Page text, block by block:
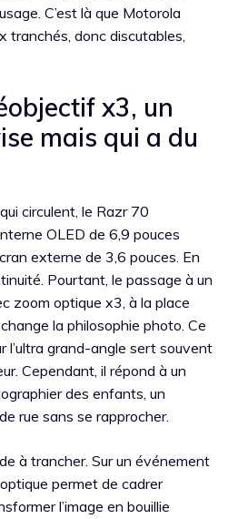
C’est là que Motorola
tranchés, donc discutables,
x3, un
mais qui a du
circulent, le Razr 70
OLED de 6,9 pouces
externe de 3,6 pouces. En
Pourtant, le passage à un
zoom optique x3, à la place
la philosophie photo. Ce
l’ultra grand-angle sert souvent
Cependant, il répond à un
des enfants, un
rue sans se rapprocher.
à trancher. Sur un événement
permet de cadrer
l’image en bouillie